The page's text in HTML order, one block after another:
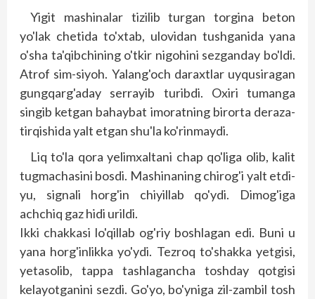
Yigit mashinalar tizilib turgan torgina beton
yo'lak chetida to'xtab, ulovidan tushganida yana
o'sha ta'qibchining o'tkir nigohini sezganday bo'ldi.
Atrof sim-siyoh. Yalang'och daraxtlar uyqusiragan
gungqarg'aday serrayib turibdi. Oxiri tumanga
singib ketgan bahaybat imoratning birorta deraza-
tirqishida yalt etgan shu'la ko'rinmaydi.
Liq to'la qora yelimxaltani chap qo'liga olib, kalit
tugmachasini bosdi. Mashinaning chirog'i yalt etdi-
yu, signali horg'in chiyillab qo'ydi. Dimog'iga
achchiq gaz hidi urildi.
Ikki chakkasi lo'qillab og'riy boshlagan edi. Buni u
yana horg'inlikka yo'ydi. Tezroq to'shakka yetgisi,
yetasolib, tappa tashlagancha toshday qotgisi
kelayotganini sezdi. Go'yo, bo'yniga zil-zambil tosh